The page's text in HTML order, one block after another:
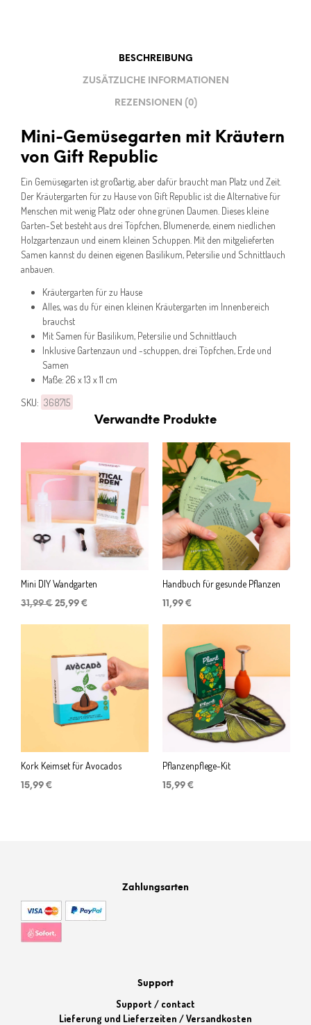
BESCHREIBUNG
ZUSÄTZLICHE INFORMATIONEN
REZENSIONEN (0)
Mini-Gemüsegarten mit Kräutern
von Gift Republic
Ein Gemüsegarten ist großartig, aber dafür braucht man Platz und Zeit.
Der Kräutergarten für zu Hause von Gift Republic ist die Alternative für
Menschen mit wenig Platz oder ohne grünen Daumen. Dieses kleine
Garten-Set besteht aus drei Töpfchen, Blumenerde, einem niedlichen
Holzgartenzaun und einem kleinen Schuppen. Mit den mitgelieferten
Samen kannst du deinen eigenen Basilikum, Petersilie und Schnittlauch
anbauen.
Kräutergarten für zu Hause
Alles, was du für einen kleinen Kräutergarten im Innenbereich
brauchst
Mit Samen für Basilikum, Petersilie und Schnittlauch
Inklusive Gartenzaun und -schuppen, drei Töpfchen, Erde und
Samen
Maße: 26 x 13 x 11 cm
SKU: 368715
Verwandte Produkte
Mini DIY Wandgarten
31,99€ Ursprünglicher
war:
25,99 €
ist:
Handbuch für gesunde Pflanzen
11,99 €
Kork Keimset für Avocados
15,99 €
Pflanzenpflege-Kit
15,99 €
Zahlungsarten
Support
Support / contact
Lieferung und Lieferzeiten / Versandkosten